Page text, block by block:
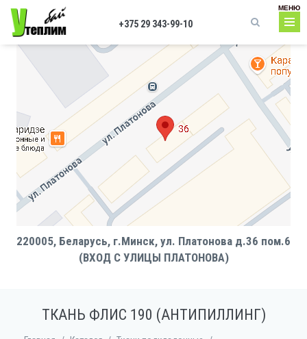
Перейти к основному содержанию
220005, Беларусь, г.Минск, ул. Платонова д.36 пом.6
(ВХОД С УЛИЦЫ ПЛАТОНОВА)
МЕНЮ
Форма поиска
+375 29 343-99-10
ТКАНЬ ФЛИС 190 (АНТИПИЛЛИНГ)